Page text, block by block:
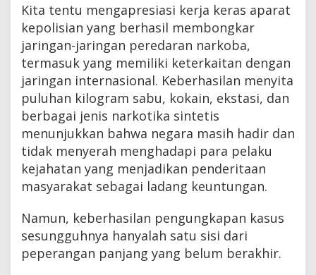
Kita tentu mengapresiasi kerja keras aparat
kepolisian yang berhasil membongkar
jaringan-jaringan peredaran narkoba,
termasuk yang memiliki keterkaitan dengan
jaringan internasional. Keberhasilan menyita
puluhan kilogram sabu, kokain, ekstasi, dan
berbagai jenis narkotika sintetis
menunjukkan bahwa negara masih hadir dan
tidak menyerah menghadapi para pelaku
kejahatan yang menjadikan penderitaan
masyarakat sebagai ladang keuntungan.
Namun, keberhasilan pengungkapan kasus
sesungguhnya hanyalah satu sisi dari
peperangan panjang yang belum berakhir.